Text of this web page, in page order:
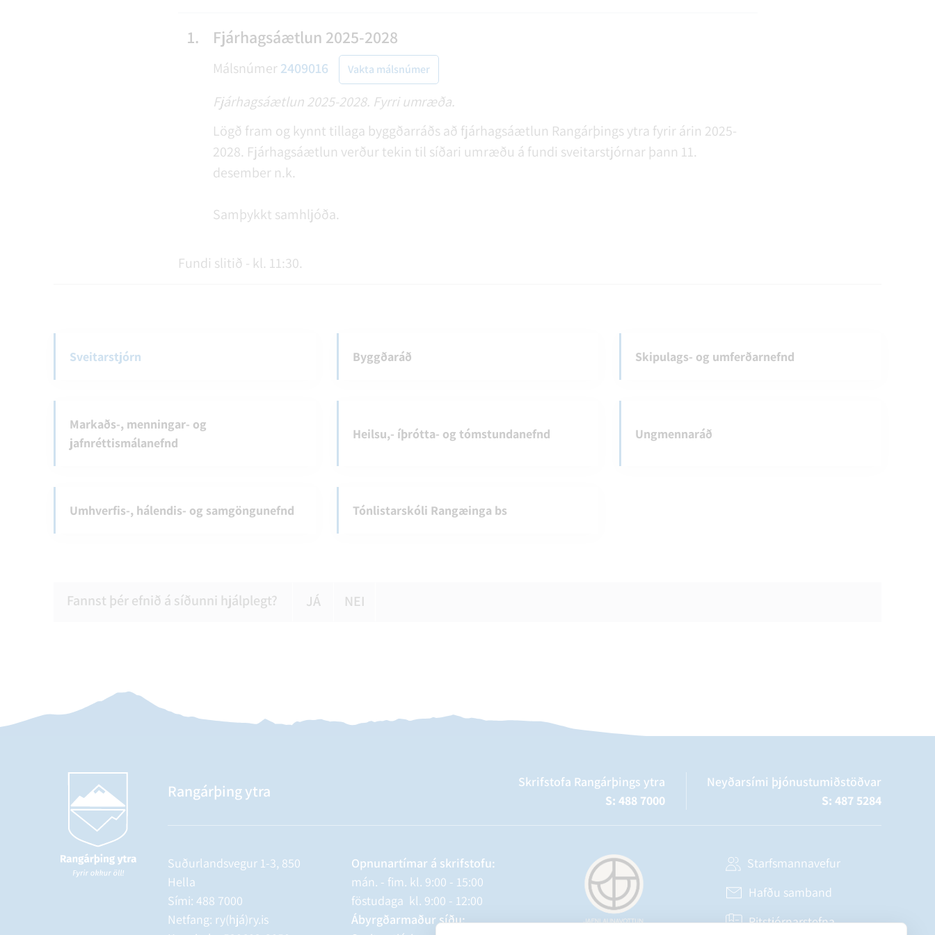
1. Fjárhagsáætlun 2025-2028
Málsnúmer2409016 Vakta málsnúmer
Fjárhagsáætlun 2025-2028. Fyrri umræða.
Lögð fram og kynnt tillaga byggðarráðs að fjárhagsáætlun Rangárþings ytra fyrir árin 2025-
2028. Fjárhagsáætlun verður tekin til síðari umræðu á fundi sveitarstjórnar þann 11.
desember n.k.
Samþykkt samhljóða.
Fundi slitið - kl. 11:30.
Sveitarstjórn Byggðaráð Skipulags- og umferðarnefnd
Markaðs-, menningar- og
jafnréttismálanefnd
Heilsu,- íþrótta- og tómstundanefnd Ungmennaráð
Umhverfis-, hálendis- og samgöngunefnd Tónlistarskóli Rangæinga bs
Fannst þér efnið á síðunni hjálplegt? JÁ NEI
Rangárþing ytra
Skrifstofa Rangárþings ytra
S: 488 7000
Neyðarsími þjónustumiðstöðvar
S: 487 5284
Suðurlandsvegur 1-3, 850
Hella
Sími: 488 7000
Netfang: ry(hjá)ry.is
Opnunartímar á skrifstofu:
mán. - fim. kl. 9:00 - 15:00
föstudaga kl. 9:00 - 12:00
Ábyrgðarmaður síðu:
Starfsmannavefur
Hafðu samband
Ritstjórnarstefna